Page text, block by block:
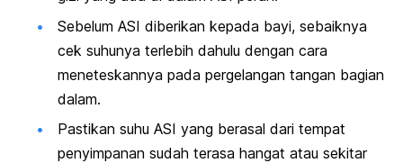
Sebelum ASI diberikan kepada bayi, sebaiknya
cek suhunya terlebih dahulu dengan cara
meneteskannya pada pergelangan tangan bagian
dalam.
Pastikan suhu ASI yang berasal dari tempat
penyimpanan sudah terasa hangat atau sekitar